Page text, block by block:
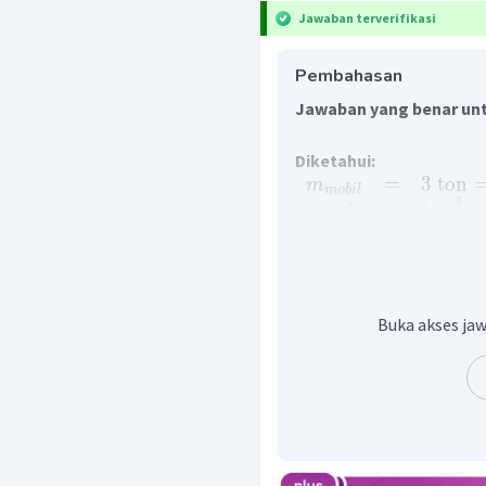
Jawaban terverifikasi
Pembahasan
Jawaban yang benar
Diketahui:
m mo bi l
=
3 ton
Gaya yang diperlukan
Dongkrak hidrolik
A A
Buka akses